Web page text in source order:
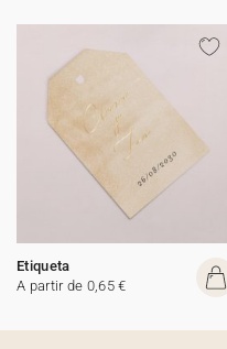
Etiqueta
A partir de 0,65 €